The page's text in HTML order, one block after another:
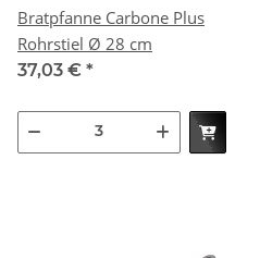
Bratpfanne Carbone Plus
Rohrstiel Ø 28 cm
37,03 € *